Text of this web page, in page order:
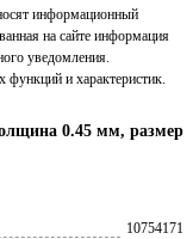
0.45 мм, размер
10754171
информационный
на сайте информация
уведомления.
и характеристик.